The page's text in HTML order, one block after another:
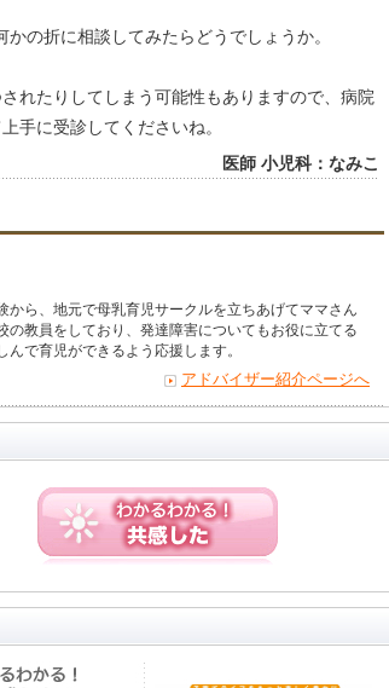
の折に相談してみたらどうでしょうか。
れたりしてしまう可能性もありますので、病院
手に受診してくださいね。
医師 小児科：なみこ
から、地元で母乳育児サークルを立ちあげてママさん
の教員をしており、発達障害についてもお役に立てる
で育児ができるよう応援します。
アドバイザー紹介ページへ